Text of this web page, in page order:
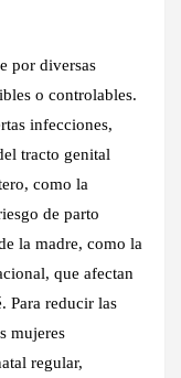
por diversas
o controlables.
infecciones,
tracto genital
como la
de parto
la madre, como la
que afectan
Para reducir las
mujeres
regular,